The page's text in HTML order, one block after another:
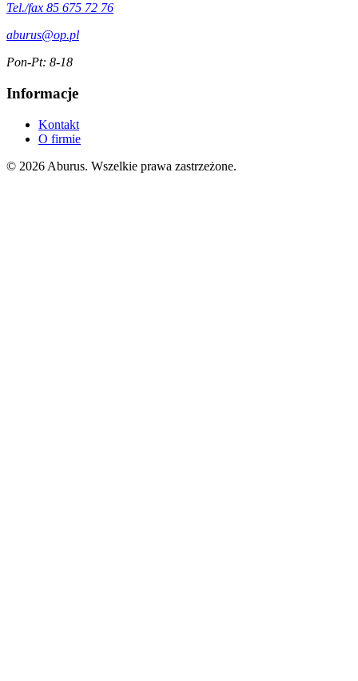
Tel./fax 85 675 72 76
aburus@op.pl
Pon-Pt: 8-18
Informacje
Kontakt
O firmie
© 2026 Aburus. Wszelkie prawa zastrzeżone.